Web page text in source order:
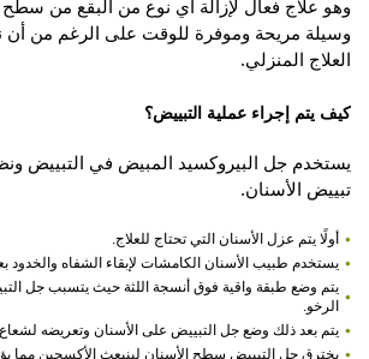
وهو علاج فعال لإزالة أي نوع من البقع من سطح
وسيلة مريحة وموفرة للوقت على الرغم من أن
العلاج المنزلي.
كيف يتم إجراء عملية التبييض؟
يستخدم جل البيروكسيد المبيض في التبييض
تبييض الأسنان.
أولًا يتم عزل الأسنان التي تحتاج للعلاج.
يستخدم طبيب الأسنان الكامشات لإبقاء الشفاه والخدود
يتم وضع طبقة واقية فوق أنسجة اللثة حيث يتسبب جل
الرخو.
يتم بعد ذلك وضع جل التبييض على الأسنان وتعريضه لشعاع
يخترق جل التبييض سطح الأسنان لينبعث الأكسجين مما